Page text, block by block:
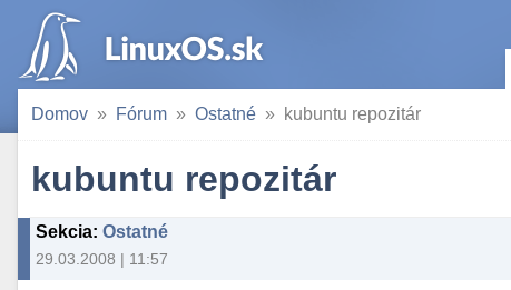
Domov Fórum Ostatné kubuntu repozitár
kubuntu repozitár
Sekcia: Ostatné
29.03.2008 | 11:57